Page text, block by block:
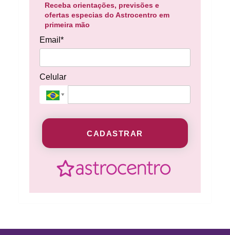
Receba orientações, previsões e
ofertas especias do Astrocentro em
primeira mão
Email*
Celular
CADASTRAR